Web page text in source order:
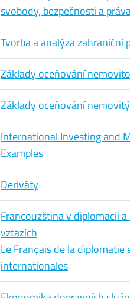
svobody, bezpečnosti a
Tvorba a analýza zahraniční
Základy oceňování
Základy oceňování
International Investing and
Examples
Deriváty
Francouzština v diplomacii
vztazích
Le Franҫais de la diplomatie
internationales